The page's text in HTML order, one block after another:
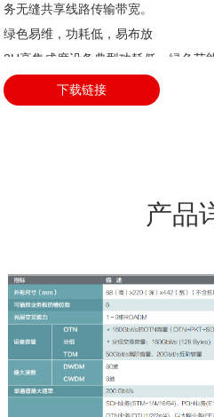
务无缝共享线路传输带宽。
绿色易维，功耗低，易布放
2U高集成度设备典型功耗低，绿色节
支持19英寸机柜和ETSI机柜，支持
内置PCM特性，实现ALL-IN-ONE解
下载链接
产品